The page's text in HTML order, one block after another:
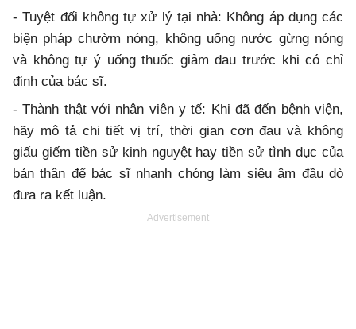
- Tuyệt đối không tự xử lý tại nhà: Không áp dụng các
biện pháp chườm nóng, không uống nước gừng nóng
và không tự ý uống thuốc giảm đau trước khi có chỉ
định của bác sĩ.
- Thành thật với nhân viên y tế: Khi đã đến bệnh viện,
hãy mô tả chi tiết vị trí, thời gian cơn đau và không
giấu giếm tiền sử kinh nguyệt hay tiền sử tình dục của
bản thân để bác sĩ nhanh chóng làm siêu âm đầu dò
đưa ra kết luận.
Advertisement